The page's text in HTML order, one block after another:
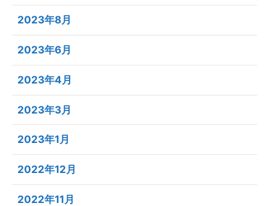
2023年8月
2023年6月
2023年4月
2023年3月
2023年1月
2022年12月
2022年11月